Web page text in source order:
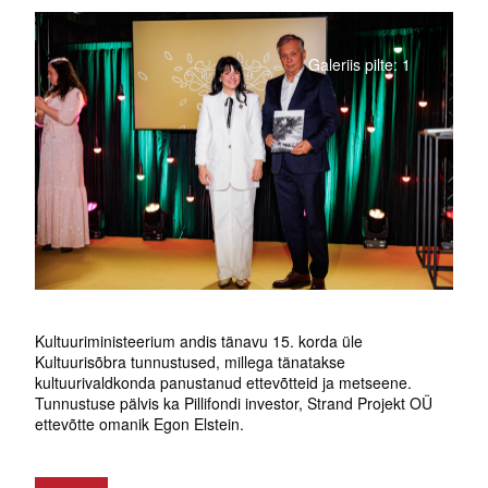
Galeriis pilte: 1
Kultuuriministeerium andis tänavu 15. korda üle
Kultuurisõbra tunnustused, millega tänatakse
kultuurivaldkonda panustanud ettevõtteid ja metseene.
Tunnustuse pälvis ka Pillifondi investor, Strand Projekt OÜ
ettevõtte omanik Egon Elstein.